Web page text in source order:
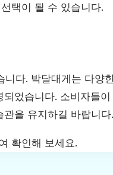
택이 될 수 있습니다.
다. 박달대게는 다양
었습니다. 소비자들이
을 유지하길 바랍니다.
확인해 보세요.